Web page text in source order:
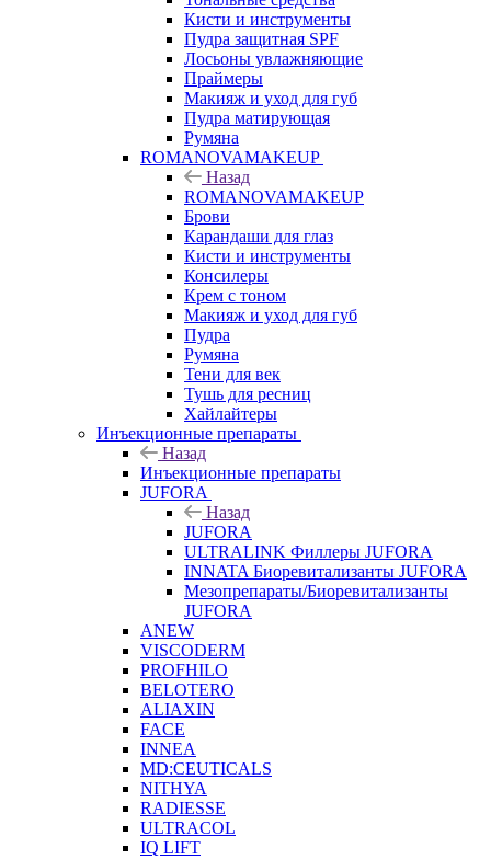
Кисти и инструменты
Пудра защитная SPF
Лосьоны увлажняющие
Праймеры
Макияж и уход для губ
Пудра матирующая
Румяна
ROMANOVAMAKEUP
Назад
ROMANOVAMAKEUP
Брови
Карандаши для глаз
Кисти и инструменты
Консилеры
Крем с тоном
Макияж и уход для губ
Пудра
Румяна
Тени для век
Тушь для ресниц
Хайлайтеры
Инъекционные препараты
Назад
Инъекционные препараты
JUFORA
Назад
JUFORA
ULTRALINK Филлеры JUFORA
INNATA Биоревитализанты JUFORA
Мезопрепараты/Биоревитализанты
JUFORA
ANEW
VISCODERM
PROFHILO
BELOTERO
ALIAXIN
FACE
INNEA
MD:CEUTICALS
NITHYA
RADIESSE
ULTRACOL
IQ LIFT